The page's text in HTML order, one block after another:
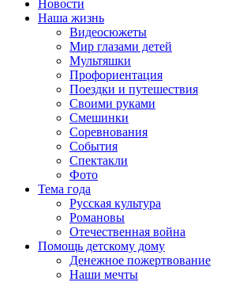
Новости
Наша жизнь
Видеосюжеты
Мир глазами детей
Мультяшки
Профориентация
Поездки и путешествия
Своими руками
Смешинки
Соревнования
События
Спектакли
Фото
Тема года
Русская культура
Романовы
Отечественная война
Помощь детскому дому
Денежное пожертвование
Наши мечты